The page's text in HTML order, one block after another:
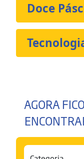
Doce
AGORA